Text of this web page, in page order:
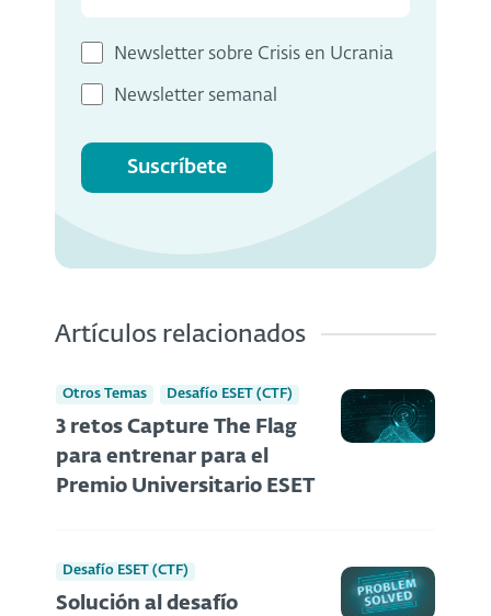
Newsletter sobre Crisis en Ucrania
Newsletter semanal
Suscríbete
Artículos relacionados
Otros Temas Desafío ESET (CTF)
3 retos Capture The Flag
para entrenar para el
Premio Universitario ESET
Desafío ESET (CTF)
Solución al desafío